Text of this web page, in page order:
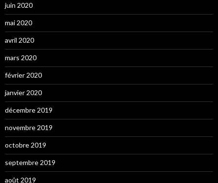
juin 2020
mai 2020
avril 2020
mars 2020
février 2020
janvier 2020
décembre 2019
novembre 2019
octobre 2019
septembre 2019
août 2019